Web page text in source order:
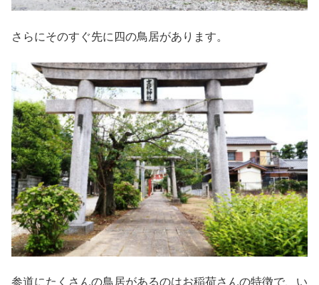
さらにそのすぐ先に四の鳥居があります。
参道にたくさんの鳥居があるのはお稲荷さんの特徴で、い